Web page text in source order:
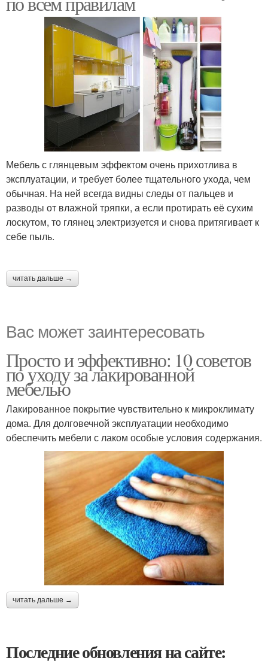
Мебель с глянцевым эффектом очень прихотлива в
эксплуатации, и требует более тщательного ухода, чем
обычная. На ней всегда видны следы от пальцев и
разводы от влажной тряпки, а если протирать её сухим
лоскутом, то глянец электризуется и снова притягивает к
себе пыль.
читать дальше →
Вас может заинтересовать
Просто и эффективно: 10 советов
по уходу за лакированной
мебелью
Лакированное покрытие чувствительно к микроклимату
дома. Для долговечной эксплуатации необходимо
обеспечить мебели с лаком особые условия содержания.
читать дальше →
Последние обновления на сайте: